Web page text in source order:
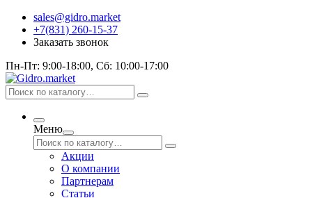
sales@gidro.market
+7(831) 260-15-37
Заказать звонок
Пн-Пт: 9:00-18:00, Сб: 10:00-17:00
Меню
Акции
О компании
Партнерам
Статьи